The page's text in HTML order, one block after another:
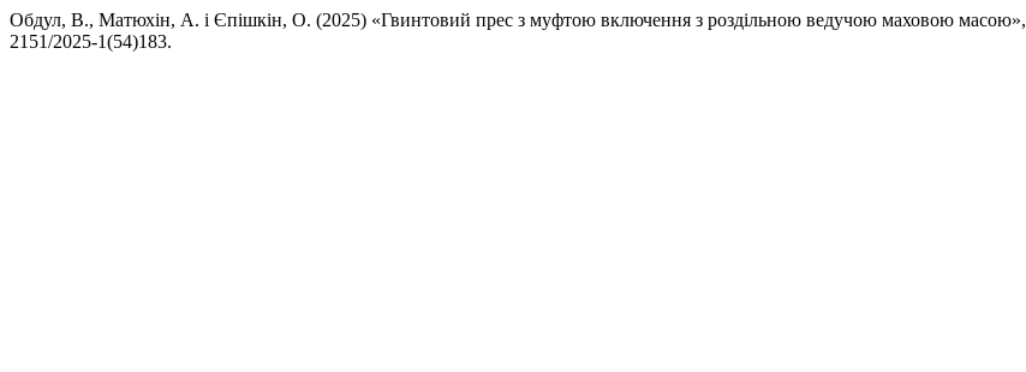
Обдул, В., Матюхін, А. і Єпішкін, О. (2025) «Гвинтовий прес з муфтою включення з роздільною ведучою маховою масою»,
2151/2025-1(54)183.